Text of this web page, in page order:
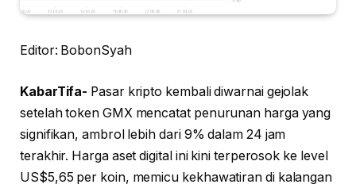
Editor: BobonSyah
KabarTifa- Pasar kripto kembali diwarnai gejolak
setelah token GMX mencatat penurunan harga yang
signifikan, ambrol lebih dari 9% dalam 24 jam
terakhir. Harga aset digital ini kini terperosok ke level
US$5,65 per koin, memicu kekhawatiran di kalangan